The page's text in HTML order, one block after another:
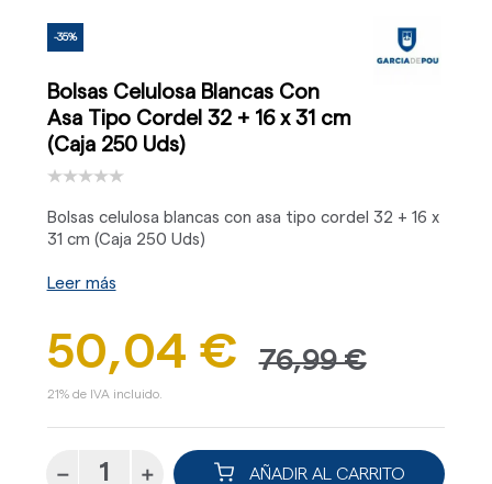
-35%
Bolsas Celulosa Blancas Con
Asa Tipo Cordel 32 + 16 x 31 cm
(Caja 250 Uds)
Bolsas celulosa blancas con asa tipo cordel 32 + 16 x
31 cm (Caja 250 Uds)
Leer más
50,04 € 76,99 €
21% de IVA incluido.
AÑADIR AL CARRITO